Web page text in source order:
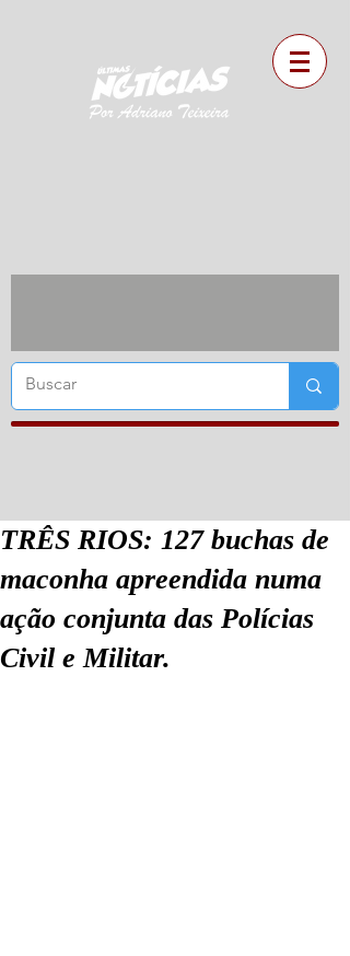
TRÊS RIOS: 127 buchas de
maconha apreendida numa
ação conjunta das Polícias
Civil e Militar.